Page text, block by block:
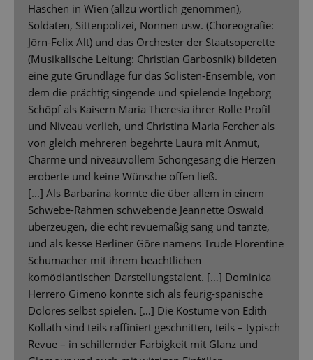
Häschen in Wien (allzu wörtlich genommen),
Soldaten, Sittenpolizei, Nonnen usw. (Choreografie:
Jörn-Felix Alt) und das Orchester der Staatsoperette
(Musikalische Leitung: Christian Garbosnik) bildeten
eine gute Grundlage für das Solisten-Ensemble, von
dem die prächtig singende und spielende Ingeborg
Schöpf als Kaisern Maria Theresia ihrer Rolle Profil
und Niveau verlieh, und Christina Maria Fercher als
von gleich mehreren begehrte Laura mit Anmut,
Charme und niveauvollem Schöngesang die Herzen
eroberte und keine Wünsche offen ließ.
[...] Als Barbarina konnte die über allem in einem
Schwebe-Rahmen schwebende Jeannette Oswald
überzeugen, die echt revuemäßig sang und tanzte,
und als kesse Berliner Göre namens Trude Florentine
Schumacher mit ihrem beachtlichen
komödiantischen Darstellungstalent. […] Dominica
Herrero Gimeno konnte sich als feurig-spanische
Dolores selbst spielen. […] Die Kostüme von Edith
Kollath sind teils raffiniert geschnitten, teils – typisch
Revue – in schillernder Farbigkeit mit Glanz und